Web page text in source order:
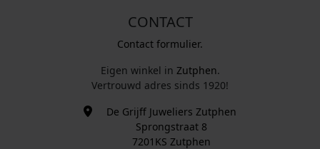
CONTACT
Contact formulier.
Eigen winkel in Zutphen.
Vertrouwd adres sinds 1920!
De Grijff Juweliers Zutphen
Sprongstraat 8
7201KS Zutphen